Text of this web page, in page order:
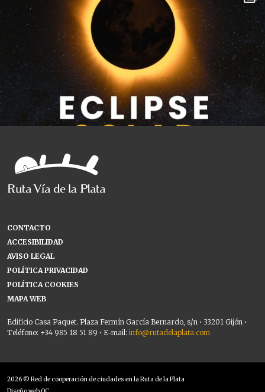
CONTACTO
ACCESIBILIDAD
AVISO LEGAL
POLÍTICA PRIVACIDAD
POLÍTICA COOKIES
MAPA WEB
Edificio Casa Paquet. Plaza Fermín García Bernardo, s/n • 33201 Gijón •
Teléfono: +34 985 18 51 89 • E-mail: info@rutadelaplata.com
2026 © Red de cooperación de ciudades en la Ruta de la Plata